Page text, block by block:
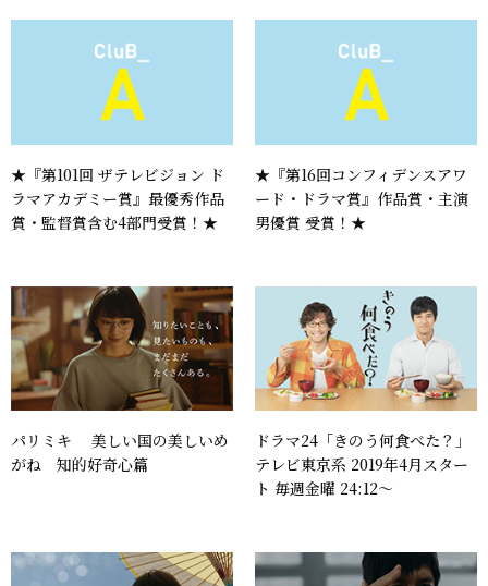
★『第101回 ザテレビジョン ド
ラマアカデミー賞』最優秀作品
賞・監督賞含む4部門受賞！★
★『第16回コンフィデンスアワ
ード・ドラマ賞』作品賞・主演
男優賞 受賞！★
パリミキ 美しい国の美しいめ
がね 知的好奇心篇
ドラマ24「きのう何食べた？」
テレビ東京系 2019年4月スター
ト 毎週金曜 24:12～